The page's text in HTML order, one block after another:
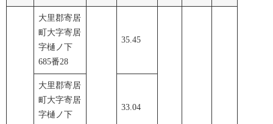
大里郡寄居
町大字寄居
字樋ノ下
685番28
35.45
大里郡寄居
町大字寄居
字樋ノ下
33.04